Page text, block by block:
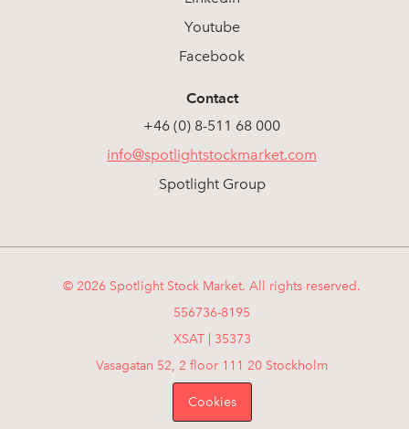
Youtube
Facebook
Contact
+46 (0) 8-511 68 000
info@spotlightstockmarket.com
Spotlight Group
© 2026 Spotlight Stock Market. All rights reserved.
556736-8195
XSAT | 35373
Vasagatan 52, 2 floor 111 20 Stockholm
Cookies